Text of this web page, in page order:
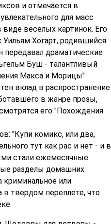
и отмечается в
для масс
веселых картинок. Его
Уильям Хогарт, родившийся
передавал драматические
Буш - талантливый
Макса и Морицы"
вклад в распространение
в жанре прозы,
его "Похождения
"Купи комикс, или два,
тут как рас и нет - и в
стали ежемесячные
разделы домашних
криминальное или
твердом переплете, что